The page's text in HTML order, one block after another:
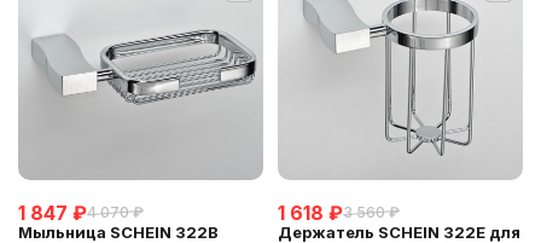
1 847 ₽4 070 ₽
Мыльница SCHEIN 322B
1 618 ₽3 560 ₽
Держатель SCHEIN 322Е для